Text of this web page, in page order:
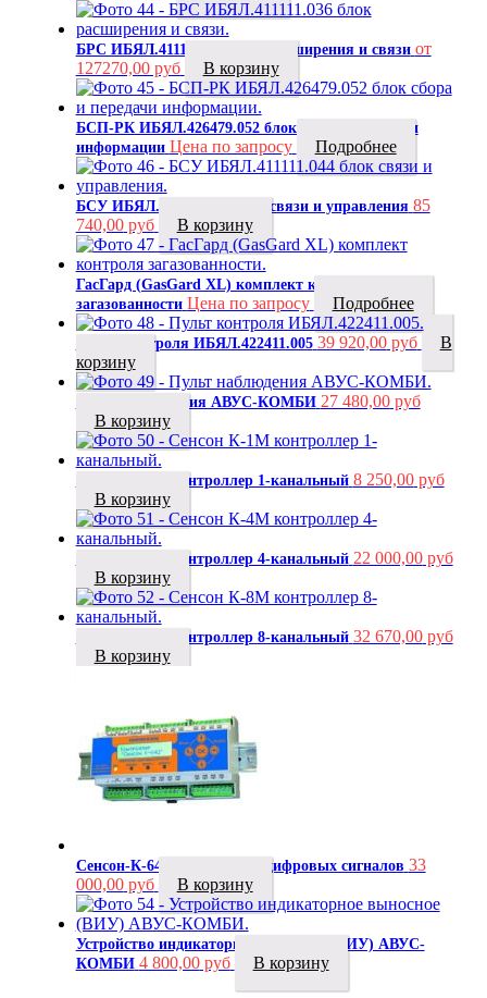
БРС ИБЯЛ.411111.036 блок расширения и связи от
127270,00 руб
В корзину
БСП-РК ИБЯЛ.426479.052 блок сбора и передачи
информации Цена по запросу Подробнее
БСУ ИБЯЛ.411111.044 блок связи и управления 85
740,00руб В корзину
ГасГард (GasGard XL) комплект контроля
загазованности Цена по запросу Подробнее
Пульт контроля ИБЯЛ.422411.005 39 920,00руб
В
корзину
Пульт наблюдения АВУС-КОМБИ 27 480,00руб
В корзину
Сенсон К-1М контроллер 1-канальный 8 250,00руб
В корзину
Сенсон К-4М контроллер 4-канальный 22 000,00руб
В корзину
Сенсон К-8М контроллер 8-канальный 32 670,00руб
В корзину
Сенсон-К-64Ц контроллер цифровых сигналов 33
000,00руб В корзину
Устройство индикаторное выносное (ВИУ) АВУС-
КОМБИ 4 800,00руб В корзину